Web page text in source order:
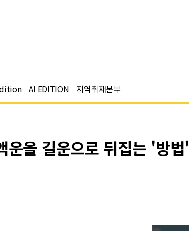
AI EDITION 지역취재본부
을 길운으로 뒤집는 '방법'